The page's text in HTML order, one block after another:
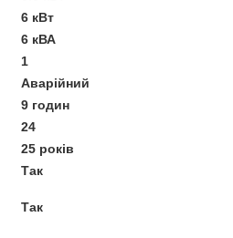
6 кВт
6 кВА
1
Аварійний
9 годин
24
25 років
Так
Так